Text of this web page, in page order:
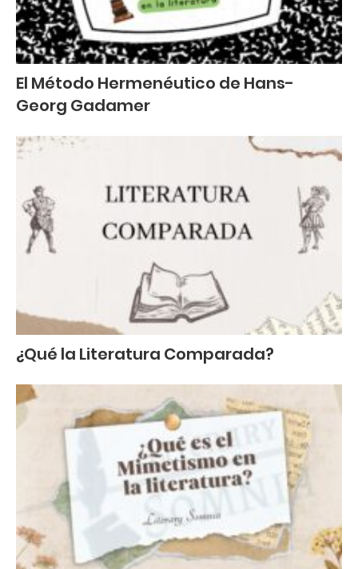
El Método Hermenéutico de Hans-
Georg Gadamer
¿Qué la Literatura Comparada?